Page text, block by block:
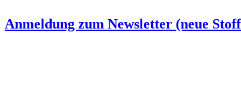
Anmeldung zum Newsletter (neue